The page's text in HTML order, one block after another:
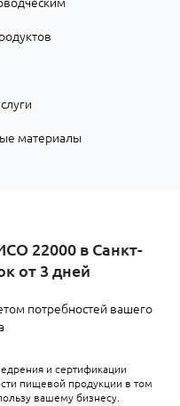
материалы
22000 в Санкт-
от 3 дней
потребностей вашего
и сертификации
пищевой продукции в том
вашему бизнесу.